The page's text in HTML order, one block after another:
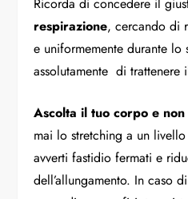
Ricorda di concedere il
respirazione, cercando di
e uniformemente durante lo
assolutamente di trattenere
Ascolta il tuo corpo e
mai lo stretching a un
avverti fastidio fermati e
dell’allungamento. In caso